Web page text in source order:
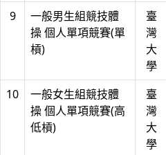
9
一般男生組競技體
操 個人單項競賽(單
槓)
臺
灣
大
學
10
一般女生組競技體
操 個人單項競賽(高
低槓)
臺
灣
大
學